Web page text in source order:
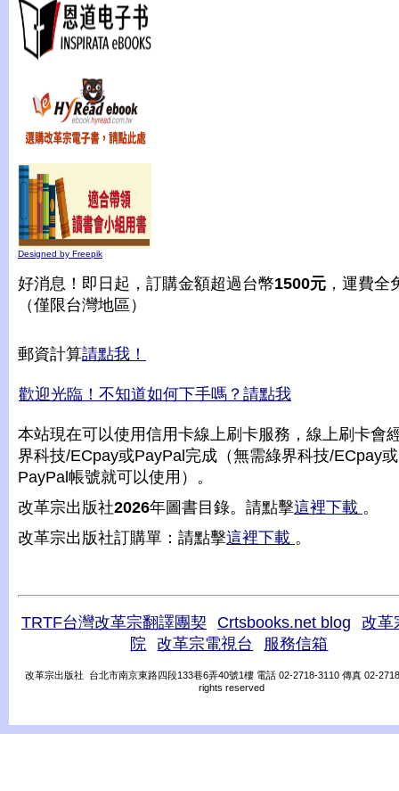
Designed by Freepik
好消息！即日起，訂購金額超過台幣1500元 ，運費全
（僅限台灣地區）
郵資計算請點我！
歡迎光臨！不知道如何下手嗎？請點我
本站現在可以使用信用卡線上刷卡服務，線上刷卡會
界科技/ECpay或PayPal完成（無需綠界科技/ECpay或
PayPal帳號就可以使用）。
改革宗出版社2026年圖書目錄。請點擊這裡下載 。
改革宗出版社訂購單：請點擊這裡下載 。
TRTF台灣改革宗翻譯團契 Crtsbooks.net blog
改革
院
改革宗電視台 服務信箱
改革宗出版社 台北市南京東路四段133巷6弄40號1樓 電話 02-2718-3110 傳真 02-
rights reserved